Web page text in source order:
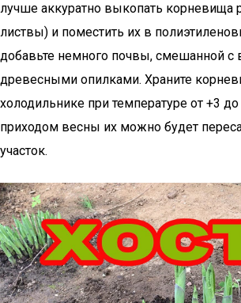
лучше аккуратно выкопать корневища
листвы) и поместить их в
добавьте немного почвы, смешанной
древесными опилками. Храните
холодильнике при температуре от +3 до
приходом весны их можно будет
участок.